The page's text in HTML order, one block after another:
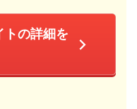
トの詳細を